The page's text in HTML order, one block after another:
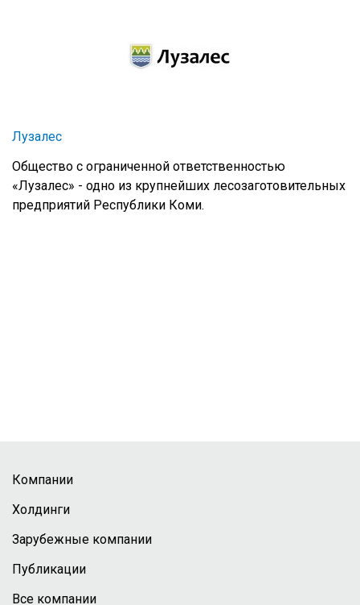
Лузалес
Общество с ограниченной ответственностью
«Лузалес» - одно из крупнейших лесозаготовительных
предприятий Республики Коми.
Компании
Холдинги
Зарубежные компании
Публикации
Все компании